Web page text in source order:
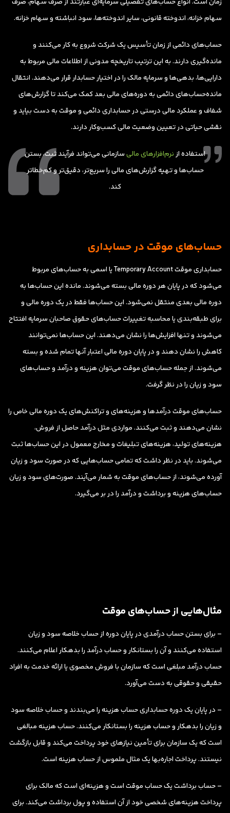
سهام خزانه، اندوخته قانونی، سایر اندوخته‌ها، سود انباشته و سهام خزانه.
حساب‌های دائمی از زمان تأسیس یک شرکت شروع به کار می‌کنند و
مانده‌گیری دارند. به این ترتیب تاریخچه مدونی از اطلاعات مالی مربوط به
دارایی‌ها، بدهی‌ها و سرمایه مالک را در اختیار حسابدار قرار می‌دهند. انتقال
مانده‌حساب‌های دائمی به دوره‌های مالی بعد کمک می‌کند تا گزارش‌های
شفاف و عملکرد مالی درستی در حسابداری دائمی و موقت به دست بیاید و
نقشی حیاتی در تعیین وضعیت مالی کسب‌وکار دارند.
استفاده از نرم‌افزارهای مالیسازمانی می‌تواند فرآیند ثبت، بستن
حساب‌ها و تهیه گزارش‌های مالی را سریع‌تر، دقیق‌تر و کم‌خطاتر
کند.
حساب‌های موقت در حسابداری
حسابداری موقت Temporary Account یا اسمی به حساب‌های مربوط
می‌شود که در پایان هر دوره مالی بسته می‌شوند. مانده این حساب‌ها به
دوره مالی بعدی منتقل نمی‌شود. این حساب‌ها فقط در یک دوره مالی و
برای طبقه‌بندی یا محاسبه تغییرات حساب‌های حقوق صاحبان سرمایه افتتاح
می‌شوند و تنها افزایش‌ها را نشان می‌دهند. این حساب‌ها نمی‌توانند
کاهش را نشان دهند و در پایان دوره مالی اعتبار آنها تمام شده و بسته
می‌شوند. از جمله حساب‌های موقت می‌توان هزینه و درآمد و حساب‌های
سود و زیان را در نظر گرفت.
حساب‌های موقت درآمدها و هزینه‌های و تراکنش‌های یک دوره مالی خاص را
نشان می‌دهند و ثبت می‌کنند. مواردی مثل درآمد حاصل از فروش،
هزینه‌های تولید، هزینه‌های تبلیغات و مخارج معمول در این حساب‌ها ثبت
می‌شوند. باید در نظر داشت که تمامی حساب‌هایی که در صورت سود و زیان
آورده می‌شوند، از حساب‌های موقت به شمار می‌آیند. صورت‌های سود و زیان
حساب‌های هزینه و برداشت و درآمد را در بر می‌گیرد.
مثال‌هایی از حساب‌های موقت
– برای بستن حساب درآمدی در پایان دوره از حساب خلاصه سود و زیان
استفاده می‌کنند و آن را بستانکار و حساب درآمد را بدهکار اعلام می‌کنند.
حساب درآمد مبلغی است که سازمان با فروش مخصوی یا ارائه خدمت به افراد
حقیقی و حقوقی به دست می‌آورد.
– در پایان یک دوره حسابداری حساب هزینه را می‌بندند و حساب خلاصه سود
و زیان را بدهکار و حساب هزینه را بستانکار می‌کنند. حساب هزینه مبالغی
است که یک سازمان برای تأمین نیازهای خود پرداخت می‌کند و قابل بازگشت
نیستند. پرداخت اجاره‌بها یک مثال ملموس از حساب هزینه است.
– حساب برداشت یک حساب موقت است و هزینه‌ای است که مالک برای
پرداخت هزینه‌های شخصی خود از آن استفاده و پول برداشت می‌کند. برای